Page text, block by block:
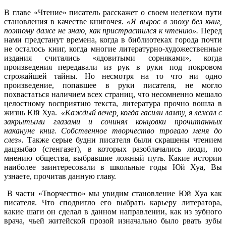
В главе «Чтение» писатель расскажет о своем нелегком пути
становления в качестве книгочея. «Я вырос в эпоху без книг,
поэтому даже не знаю, как пристрастился к чтению». Перед
нами предстанут времена, когда в библиотеках города почти
не осталось книг, когда многие литературно-художественные
издания считались «ядовитыми сорняками», когда
произведения передавали из рук в руки под покровом
строжайшей тайны. Но несмотря на то что ни одно
произведение, попавшее в руки писателя, не могло
похвастаться наличием всех страниц, что несомненно мешало
целостному восприятию текста, литература прочно вошла в
жизнь Юй Хуа. «Каждый вечер, когда гасили лампу, я лежал с
закрытыми глазами и сочинял концовки прочитанных
накануне книг. Собственное творчество трогало меня до
слез». Также серые будни писателя были скрашены чтением
дацзыбао (стенгазет), в которых разоблачались люди, по
мнению общества, выбравшие ложный путь. Какие истории
наиболее заинтересовали в школьные годы Юй Хуа, Вы
узнаете, прочитав данную главу.
В части «Творчество» мы увидим становление Юй Хуа как
писателя. Что сподвигло его выбрать карьеру литератора,
какие шаги он сделал в данном направлении, как из зубного
врача, чьей житейской прозой изначально было рвать зубы